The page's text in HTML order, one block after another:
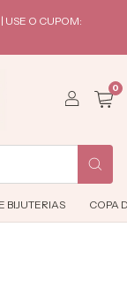
USE O CUPOM:
0
BIJUTERIAS COPA